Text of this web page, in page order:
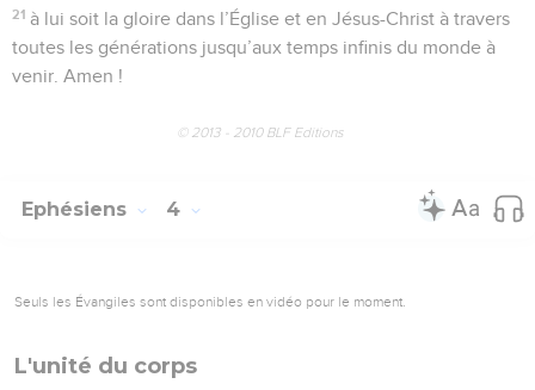
21 à lui soit la gloire dans l’Église et en Jésus-Christ à travers
toutes les générations jusqu’aux temps infinis du monde à
venir. Amen !
© 2013 - 2010 BLF Editions
Ephésiens 4
Seuls les Évangiles sont disponibles en vidéo pour le moment.
L'unité du corps